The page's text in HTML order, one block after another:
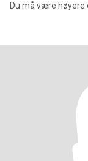
Du må være høyere